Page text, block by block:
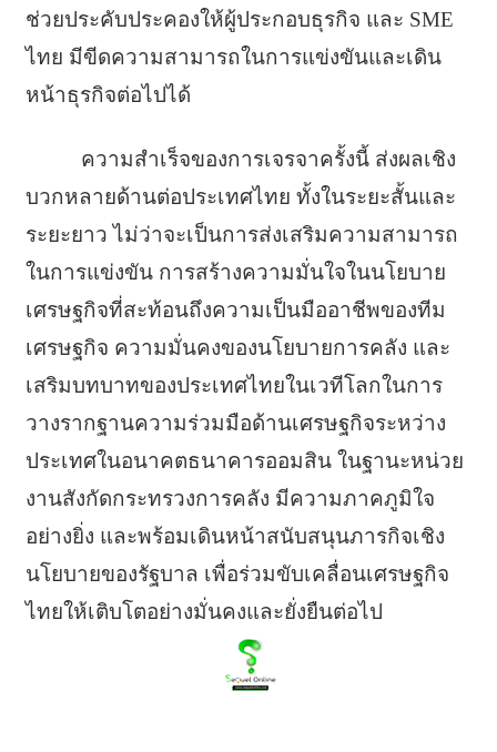
ช่วยประคับประคองให้ผู้ประกอบธุรกิจ และ SME
ไทย มีขีดความสามารถในการแข่งขันและเดิน
หน้าธุรกิจต่อไปได้
ความสำเร็จของการเจรจาครั้งนี้ ส่งผลเชิง
บวกหลายด้านต่อประเทศไทย ทั้งในระยะสั้นและ
ระยะยาว ไม่ว่าจะเป็นการส่งเสริมความสามารถ
ในการแข่งขัน การสร้างความมั่นใจในนโยบาย
เศรษฐกิจที่สะท้อนถึงความเป็นมืออาชีพของทีม
เศรษฐกิจ ความมั่นคงของนโยบายการคลัง และ
เสริมบทบาทของประเทศไทยในเวทีโลกในการ
วางรากฐานความร่วมมือด้านเศรษฐกิจระหว่าง
ประเทศในอนาคตธนาคารออมสิน ในฐานะหน่วย
งานสังกัดกระทรวงการคลัง มีความภาคภูมิใจ
อย่างยิ่ง และพร้อมเดินหน้าสนับสนุนภารกิจเชิง
นโยบายของรัฐบาล เพื่อร่วมขับเคลื่อนเศรษฐกิจ
ไทยให้เติบโตอย่างมั่นคงและยั่งยืนต่อไป